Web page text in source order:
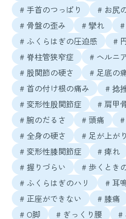
# 手首のつっぱり
# お尻
# 骨盤の歪み
# 攣れ
# ふくらはぎの圧迫感
#
# 脊柱管狭窄症
# ヘルニ
# 股関節の硬さ
# 足底の
# 首の付け根の痛み
# 捻
# 変形性股関節症
# 肩甲
# 腕のだるさ
# 頭痛
# 全身の硬さ
# 足が上が
# 変形性膝関節症
# 痺れ
# 握りづらい
# 歩くとき
# ふくらはぎのハリ
# 耳
# 正座ができない
# 膝痛
# O脚
# ぎっくり腰
#